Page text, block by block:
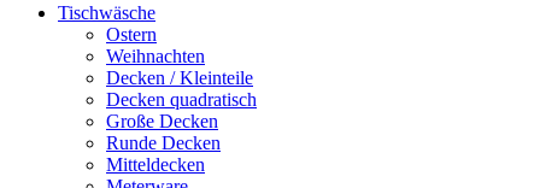
Tischwäsche
Ostern
Weihnachten
Decken / Kleinteile
Decken quadratisch
Große Decken
Runde Decken
Mitteldecken